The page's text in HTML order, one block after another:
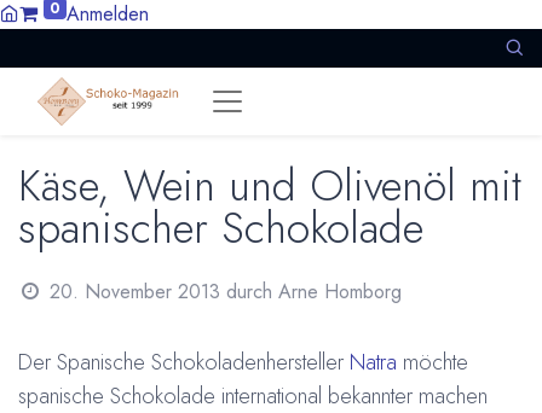
0 Anmelden
Käse, Wein und Olivenöl mit
spanischer Schokolade
20. November 2013 durch Arne Homborg
Der Spanische Schokoladenhersteller Natra möchte
spanische Schokolade international bekannter machen